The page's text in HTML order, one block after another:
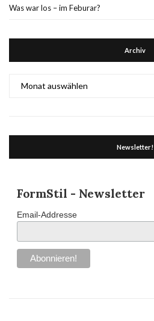
Was war los – im Feburar?
Archiv
Newsletter!
FormStil - Newsletter
Email-Addresse